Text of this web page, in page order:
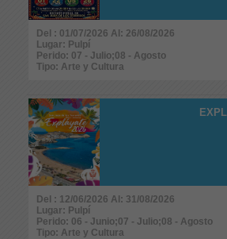
Del : 01/07/2026 Al: 26/08/2026
Lugar: Pulpí
Perido: 07 - Julio;08 - Agosto
Tipo: Arte y Cultura
Del : 12/06/2026 Al: 31/08/2026
Lugar: Pulpí
Perido: 06 - Junio;07 - Julio;08 - Agosto
Tipo: Arte y Cultura